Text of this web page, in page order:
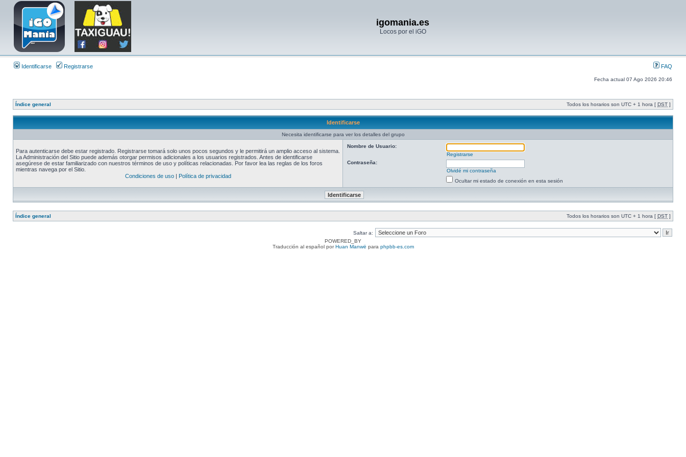
igomania.es
Locos por el iGO
Identificarse Registrarse FAQ
Fecha actual 07 Ago 2026 20:46
Índice general Todos los horarios son UTC + 1 hora [ DST ]
Identificarse
Necesita identificarse para ver los detalles del grupo
Para autenticarse debe estar registrado. Registrarse tomará solo unos pocos segundos y le permitirá un amplio acceso al sistema.
La Administración del Sitio puede además otorgar permisos adicionales a los usuarios registrados. Antes de identificarse
asegúrese de estar familiarizado con nuestros términos de uso y políticas relacionadas. Por favor lea las reglas de los foros
mientras navega por el Sitio.
Condiciones de uso| Política de privacidad
Nombre de Usuario:
Registrarse
Contraseña:
Olvidé mi contraseña
Ocultar mi estado de conexión en esta sesión
Índice general Todos los horarios son UTC + 1 hora [ DST ]
Saltar a:
POWERED_BY
Traducción al español porHuan Manwë para phpbb-es.com